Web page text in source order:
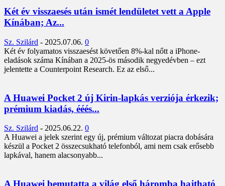
Két év visszaesés után ismét lendületet vett a Apple
Kínában; Az...
Sz. Szilárd - 2025.07.06. 0
Két év folyamatos visszaesést követően 8%-kal nőtt a iPhone-
eladások száma Kínában a 2025-ös második negyedévben – ezt
jelentette a Counterpoint Research. Ez az első...
A Huawei Pocket 2 új Kirin-lapkás verziója érkezik;
prémium kiadás, ééés...
Sz. Szilárd - 2025.06.22. 0
A Huawei a jelek szerint egy új, prémium változat piacra dobására
készül a Pocket 2 összecsukható telefonból, ami nem csak erősebb
lapkával, hanem alacsonyabb...
A Huawei bemutatta a világ első háromba hajtható